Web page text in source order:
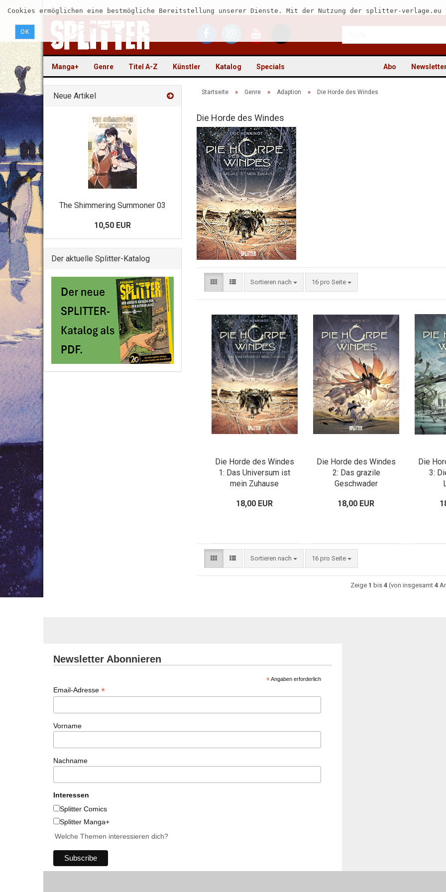
Cookies ermöglichen eine bestmögliche Bereitstellung unserer Dienste. Mit der Nutzung der splitter-
OK
Manga+ Genre Titel A-Z Künstler Katalog Specials Abo
Startseite » Genre » Adaption » Die Horde des Windes
Die Horde des Windes
Sortieren nach 16 pro Seite
Die Horde des Windes
1: Das Universum ist
mein Zuhause
18,00 EUR
Die Horde des Windes
2: Das grazile
Geschwader
18,00 EUR
Die
3:
Sortieren nach 16 pro Seite
Zeige 1 bis4 (von insgesamt4
Neue Artikel
The Shimmering Summoner 03
10,50 EUR
Der aktuelle Splitter-Katalog
Newsletter Abonnieren
*Angaben erforderlich
Email-Adresse *
Vorname
Nachname
Interessen
Splitter Comics
Splitter Manga+
Welche Themen interessieren dich?